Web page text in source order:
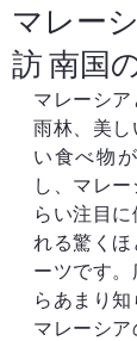
マレー
訪 南国
マレーシ
雨林、美し
い食べ物
し、マレ
らい注目
れる驚く
ーツです
らあまり知
マレーシ